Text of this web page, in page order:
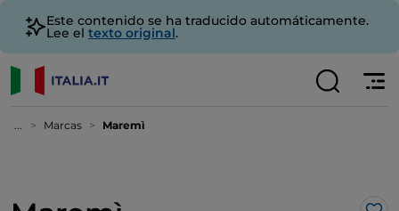
Este contenido se ha traducido automáticamente.
Lee el texto original.
... Marcas Maremì